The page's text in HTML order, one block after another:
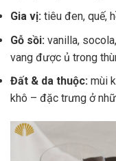
Gia vị: tiêu đen, quế,
Gỗ sồi: vanilla,
vang được ủ trong
Đất & da thuộc: mùi
khô – đặc trưng ở